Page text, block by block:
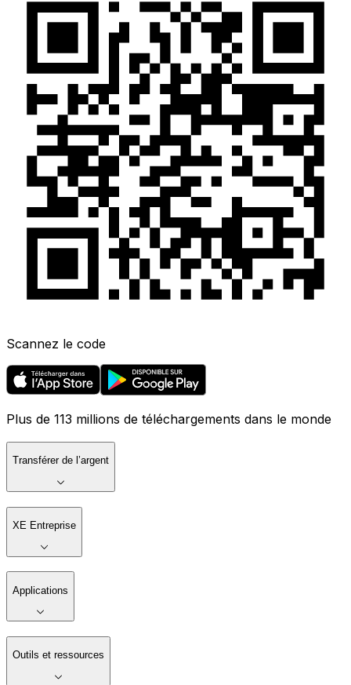
Scannez le code
Plus de 113 millions de téléchargements dans le monde
Transférer de l’argent
XE Entreprise
Applications
Outils et ressources